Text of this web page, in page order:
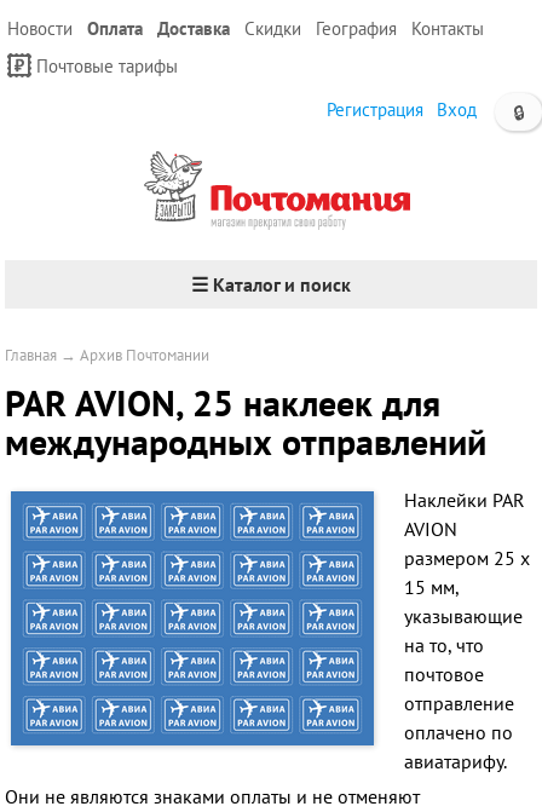
Новости Оплата Доставка Скидки География
Контакты
Почтовые тарифы
🔒
Регистрация Вход
☰ Каталог и поиск
Главная →Архив Почтомании
PAR AVION, 25 наклеек для
международных отправлений
Наклейки PAR
AVION
размером 25 х
15 мм,
указывающие
на то, что
почтовое
отправление
оплачено по
авиатарифу.
Они не являются знаками оплаты и не отменяют